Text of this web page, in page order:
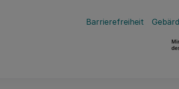
Barrierefreiheit